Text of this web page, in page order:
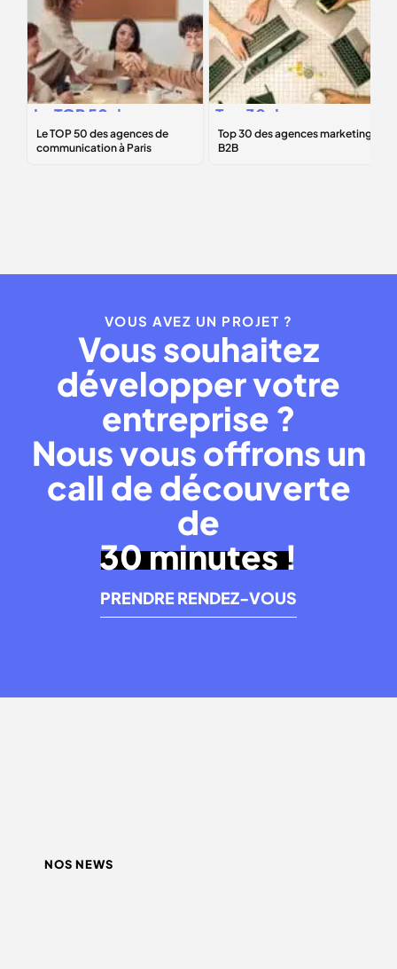
Le TOP 50 des
agences de
communication à
Top 30 des
agences
marketing B2B
VOUS AVEZ UN PROJET ?
Vous souhaitez
développer votre
entreprise ?
Nous vous offrons un
call de découverte
de
30 minutes !
PRENDRE RENDEZ-VOUS
NOS NEWS